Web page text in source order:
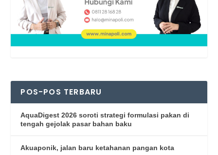
POS-POS TERBARU
AquaDigest 2026 soroti strategi formulasi pakan di
tengah gejolak pasar bahan baku
Akuaponik, jalan baru ketahanan pangan kota